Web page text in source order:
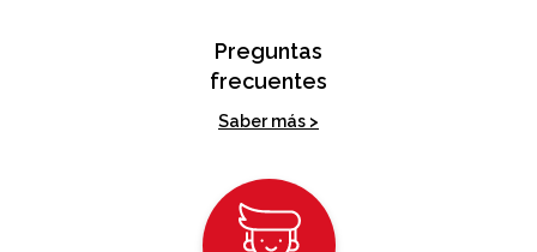
Preguntas
frecuentes
Saber más >